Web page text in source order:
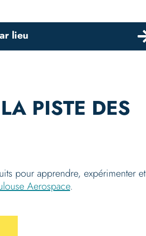
lieu
PISTE DES
pour apprendre, expérimenter et
Aerospace.